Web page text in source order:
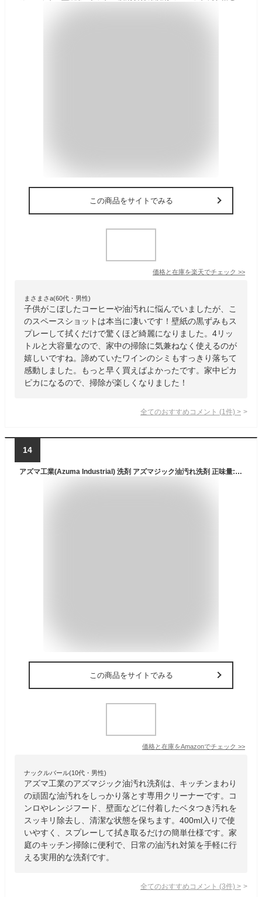
この商品をサイトでみる
価格と在庫を楽天でチェック >>
まさまさa(60代・男性)
子供がこぼしたコーヒーや油汚れに悩んでいましたが、こ
のスペースショットは本当に凄いです！壁紙の黒ずみもス
プレーして拭くだけで驚くほど綺麗になりました。4リッ
トルと大容量なので、家中の掃除に気兼ねなく使えるのが
嬉しいですね。諦めていたワインのシミもすっきり落ちて
感動しました。もっと早く買えばよかったです。家中ピカ
ピカになるので、掃除が楽しくなりました！
全てのおすすめコメント (1 件) >
14
アズマ工業(Azuma Industrial) 洗剤 アズマジック油汚れ洗剤 正味量:400㎖ キッチンまわりの油汚れを落とす CH862
この商品をサイトでみる
価格と在庫をAmazonでチェック >>
ナックルバール(10代・男性)
アズマ工業のアズマジック油汚れ洗剤は、キッチンまわり
の頑固な油汚れをしっかり落とす専用クリーナーです。コ
ンロやレンジフード、壁面などに付着したベタつき汚れを
スッキリ除去し、清潔な状態を保ちます。400ml入りで使
いやすく、スプレーして拭き取るだけの簡単仕様です。家
庭のキッチン掃除に便利で、日常の油汚れ対策を手軽に行
える実用的な洗剤です。
全てのおすすめコメント (3件) >